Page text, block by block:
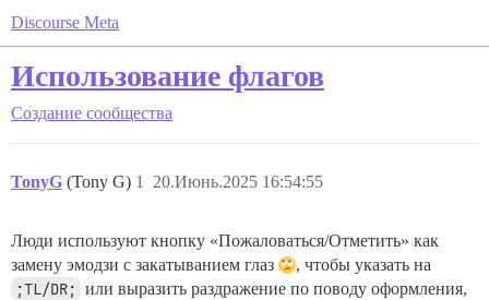
Discourse Meta
Использование флагов
Создание сообщества
TonyG (Tony G) 20.Июнь.2025 16:54:55
1
Люди используют кнопку «Пожаловаться/Отметить» как
замену эмодзи с закатыванием глаз
, чтобы указать на
;TL/DR; или выразить раздражение по поводу оформления,